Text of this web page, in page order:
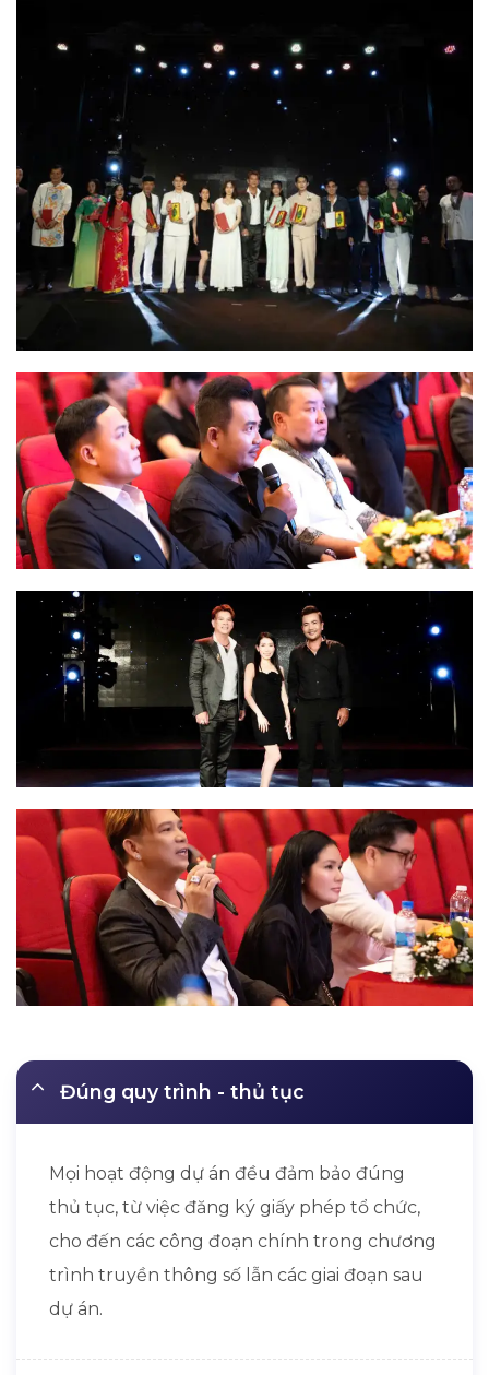
Đúng quy trình - thủ tục
Mọi hoạt động dự án đều đảm bảo đúng
thủ tục, từ việc đăng ký giấy phép tổ chức,
cho đến các công đoạn chính trong chương
trình truyền thông số lẫn các giai đoạn sau
dự án.